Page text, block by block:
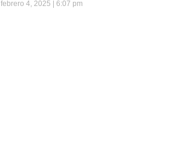
febrero 4, 2025 6:07 pm